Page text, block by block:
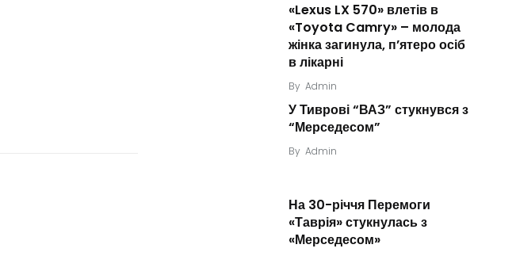
«Lexus LX 570» влетів в
«Toyota Camry» – молода
жінка загинула, п’ятеро осіб
в лікарні
By Admin
У Тиврові “ВАЗ” стукнувся з
“Мерседесом”
By Admin
На 30-річчя Перемоги
«Таврія» стукнулась з
«Мерседесом»